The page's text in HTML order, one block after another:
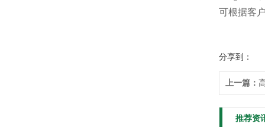
可根据客
分享到：
上一篇：
推荐资